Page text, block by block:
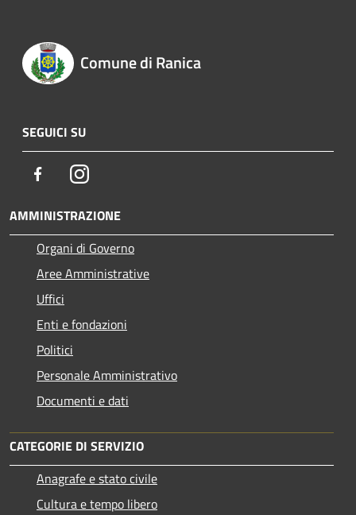
Comune di Ranica
SEGUICI SU
FacebookInstagram
AMMINISTRAZIONE
Organi di Governo
Aree Amministrative
Uffici
Enti e fondazioni
Politici
Personale Amministrativo
Documenti e dati
CATEGORIE DI SERVIZIO
Anagrafe e stato civile
Cultura e tempo libero